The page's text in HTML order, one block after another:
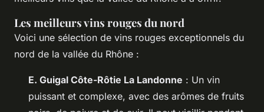
Les meilleurs vins rouges du nord
Voici une sélection de vins rouges exceptionnels du
nord de la vallée du Rhône :
E. Guigal Côte-Rôtie La Landonne : Un vin
puissant et complexe, avec des arômes de fruits